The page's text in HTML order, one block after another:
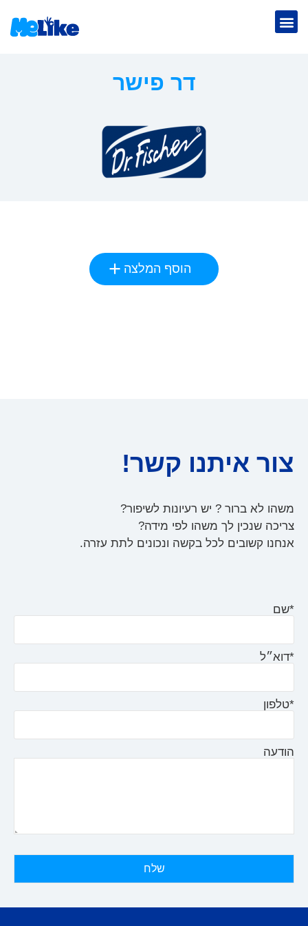
דר פישר
הוסף המלצה
צור איתנו קשר!
משהו לא ברור ? יש רעיונות לשיפור?
צריכה שנכין לך משהו לפי מידה?
אנחנו קשובים לכל בקשה ונכונים לתת עזרה.
*שם
*דוא״ל
*טלפון
הודעה